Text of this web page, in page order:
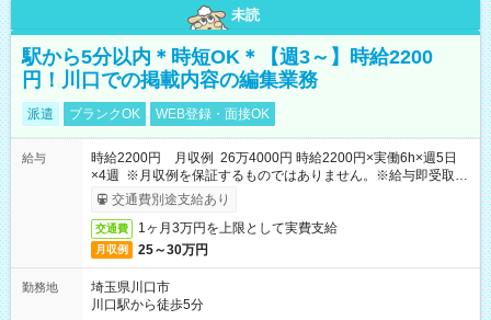
未読
駅から5分以内＊時短OK＊【週3～】時給2200
円！川口での掲載内容の編集業務
派遣 ブランクOK WEB登録・面接OK
給与
時給2200円 月収例 26万4000円 時給2200円×実働6h×週5日
×4週 ※月収例を保証するものではありません。※給与即受取り
サービス利用可（利用条件有）
交通費別途支給あり
交通費 1ヶ月3万円を上限として実費支給
月収例 25～30万円
勤務地
埼玉県川口市
川口駅から徒歩5分